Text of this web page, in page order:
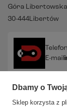
Góra
30-444Libertów
Telefon
E-mail
Dbamy o
Sklep korzysta z